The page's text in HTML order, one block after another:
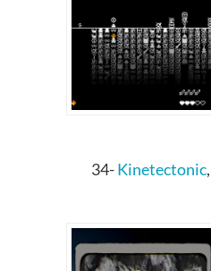
34-Kinetectonic